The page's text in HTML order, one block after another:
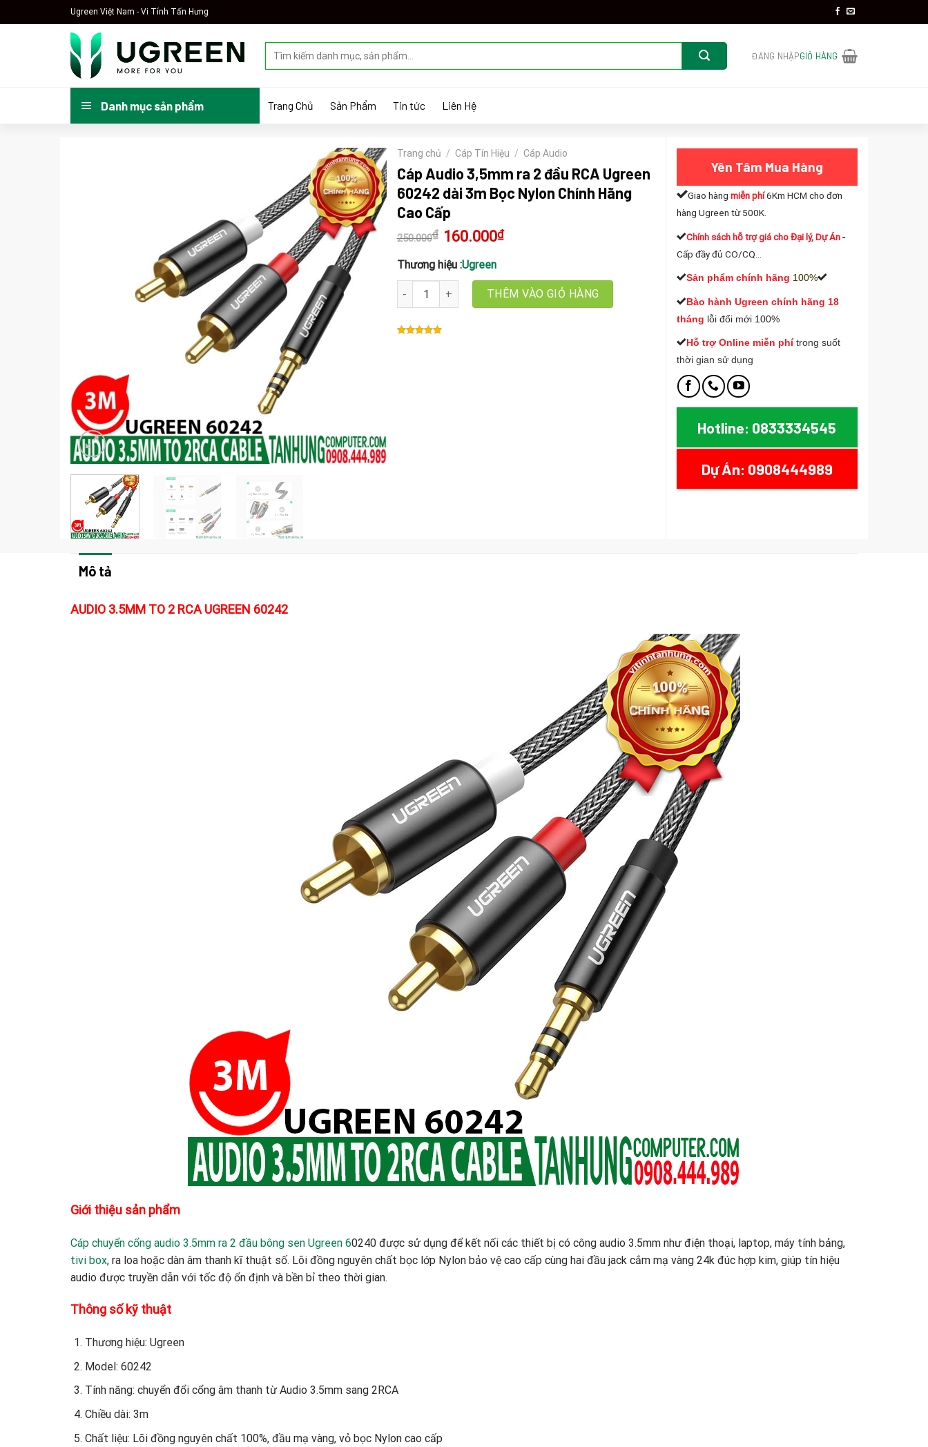
to
Ugreen Việt Nam - Vi Tính Tấn Hưng
kiếm:
ĐĂNG NHẬPGIỎ HÀNG
Danh mục sản phẩm Trang Chủ Sản Phẩm Tin tức Liên Hệ
Trang chủ / Cáp Tín Hiệu / Cáp Audio
Cáp Audio 3,5mm ra 2 đầu RCA Ugreen
60242 dài 3m Bọc Nylon Chính Hãng
Cao Cấp
250.000₫ Giá
gốc
250.000₫.
160.000₫Giá
hiện
Thương hiệu :Ugreen
Cáp Audio 3,5mm ra 2 đầu RCA Ugreen 60242 dài 3m Bọc Nylon Chính Hãng Cao Cấp số lượng
THÊM VÀO GIỎ HÀNG
Yên Tâm Mua Hàng
Giao hàng miễn phí 6Km HCM cho đơn
hàng Ugreen từ 500K.
Chính sách hỗ trợ giá cho Đại lý, Dự Án-
Cấp đầy đủ CO/CQ...
Sản phẩm chính hãng 100%
Bào hành Ugreen chính hãng 18
tháng lỗi đổi mới 100%
Hỗ trợ Online miễn phí trong suốt
thời gian sử dụng
Hotline: 0833334545
Dự Án: 0908444989
Mô tả
AUDIO 3.5MM TO 2 RCA UGREEN 60242
Giới thiệu sản phẩm
Cáp chuyển cổng audio 3.5mm ra 2 đầu bông sen Ugreen 60240 được sử dụng để kết nối các thiết bị có công audio 3.5mm như điện thoại, laptop, máy tính bảng,
tivi box, ra loa hoặc dàn âm thanh kĩ thuật số. Lõi đồng nguyên chất bọc lớp Nylon bảo vệ cao cấp cùng hai đầu jack cắm mạ vàng 24k đúc hợp kim, giúp tín hiệu
audio được truyền dẫn với tốc độ ổn định và bền bỉ theo thời gian.
Thông số kỹ thuật
Thương hiệu: Ugreen
Model: 60242
Tính năng: chuyển đổi cổng âm thanh từ Audio 3.5mm sang 2RCA
Chiều dài: 3m
Chất liệu: Lõi đồng nguyên chất 100%, đầu mạ vàng, vỏ bọc Nylon cao cấp